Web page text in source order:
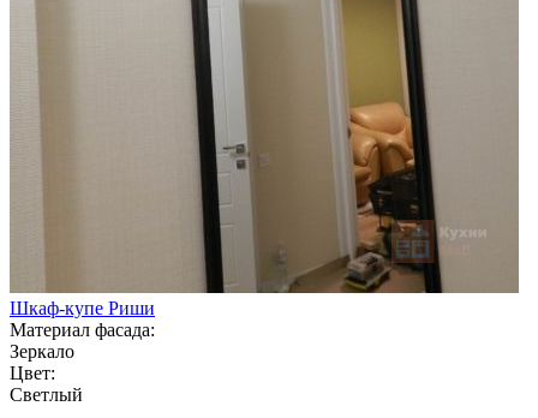
Шкаф-купе Риши
Материал фасада:
Зеркало
Цвет:
Светлый